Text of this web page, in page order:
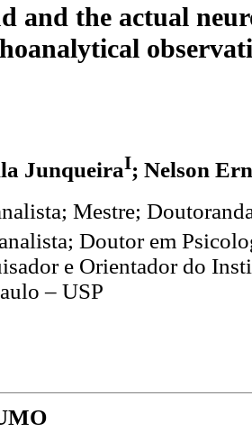
and the actual
JunqueiraI; Nelson
Mestre;
Doutor em
e Orientador do
– USP